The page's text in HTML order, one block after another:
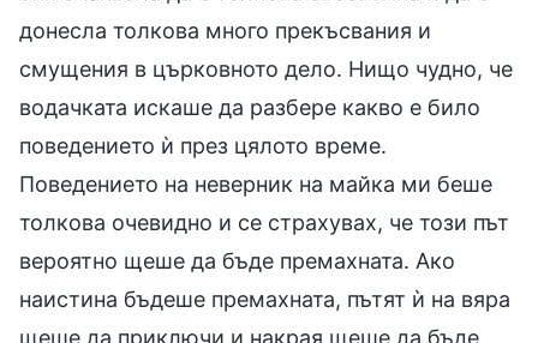
донесла толкова много прекъсвания и
смущения в църковното дело. Нищо чудно, че
водачката искаше да разбере какво е било
поведението ѝ през цялото време.
Поведението на неверник на майка ми беше
толкова очевидно и се страхувах, че този път
вероятно щеше да бъде премахната. Ако
наистина бъдеше премахната, пътят ѝ на вяра
щеше да приключи и накрая щеше да бъде